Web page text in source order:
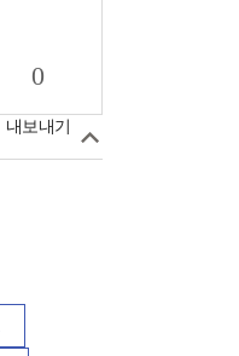
0
내보내기